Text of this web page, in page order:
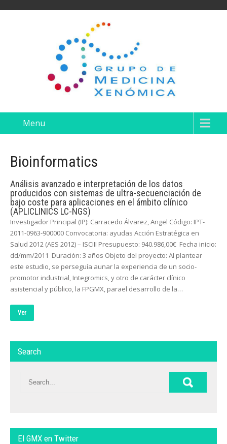
Menu
Bioinformatics
Análisis avanzado e interpretación de los datos
producidos con sistemas de ultra-secuenciación de
bajo coste para aplicaciones en el ámbito clínico
(APLICLINICS LC-NGS)
Investigador Principal (IP): Carracedo Álvarez, Angel Código: IPT-
2011-0963-900000 Convocatoria: ayudas Acción Estratégica en
Salud 2012 (AES 2012) – ISCIII Presupuesto: 940.986,00€ Fecha inicio:
dd/mm/2011 Duración: 3 años Objeto del proyecto: Al plantear
este estudio, se perseguía aunar la experiencia de un socio-
promotor industrial, Integromics, y otro de carácter clínico
asistencial y público, la FPGMX, parael desarrollo de la…
Ver
Search
El GMX en Twitter